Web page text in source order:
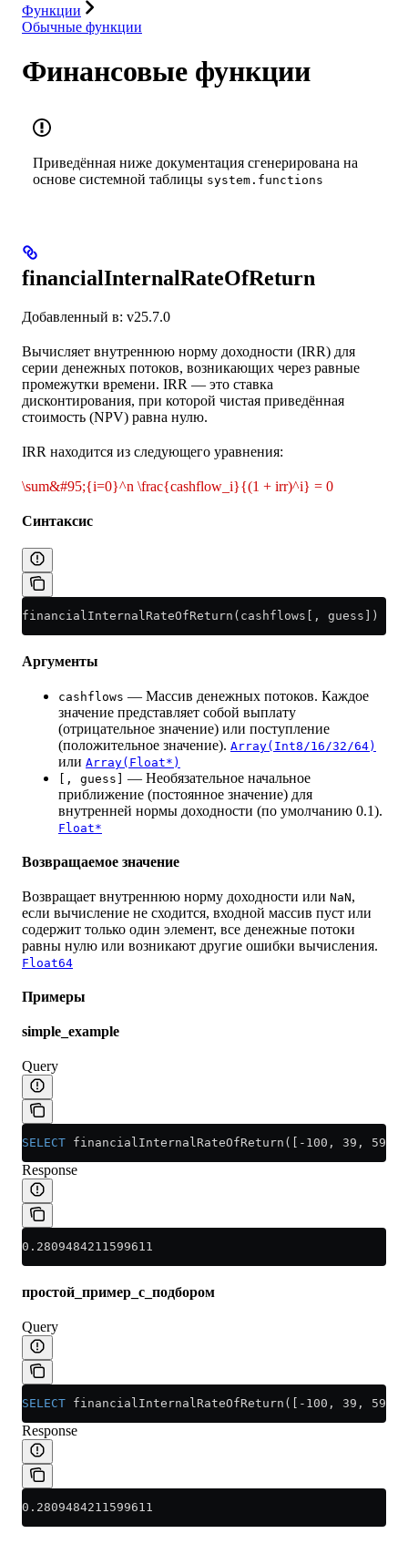
Функции
Обычные функции
Финансовые функции
Приведённая ниже документация сгенерирована на
основе системной таблицы system.functions
financialInternalRateOfReturn
Добавленный в: v25.7.0
Вычисляет внутреннюю норму доходности (IRR) для
серии денежных потоков, возникающих через равные
промежутки времени. IRR — это ставка
дисконтирования, при которой чистая приведённая
стоимость (NPV) равна нулю.
IRR находится из следующего уравнения:
\sum&#95;{i=0}^n \frac{cashflow_i}{(1 + irr)^i} = 0
Синтаксис
financialInternalRateOfReturn(cashflows[, guess])
Аргументы
cashflows — Массив денежных потоков. Каждое
значение представляет собой выплату
(отрицательное значение) или поступление
(положительное значение). Array(Int8/16/32/64)
или Array(Float*)
[, guess]
— Необязательное начальное
приближение (постоянное значение) для
внутренней нормы доходности (по умолчанию 0.1).
Float*
Возвращаемое значение
Возвращает внутреннюю норму доходности или NaN,
если вычисление не сходится, входной массив пуст или
содержит только один элемент, все денежные потоки
равны нулю или возникают другие ошибки вычисления.
Float64
Примеры
simple_example
Query
SELECT financialInternalRateOfReturn([-100, 39, 59,
Response
0.2809484211599611
простой_пример_с_подбором
Query
SELECT financialInternalRateOfReturn([-100, 39, 59,
Response
0.2809484211599611